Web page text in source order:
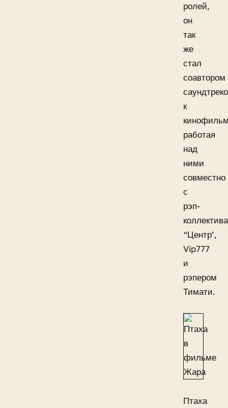
ролей,
он
так
же
стал
соавтором
к
работая
над
ними
совместно
с
рэп-
“Центр’,
Vip777
и
рэпером
Тимати.
Птаха